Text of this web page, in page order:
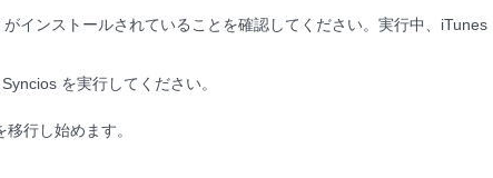
インストールされていることを確認してください。実行中、iTunes
を実行してください。
行し始めます。